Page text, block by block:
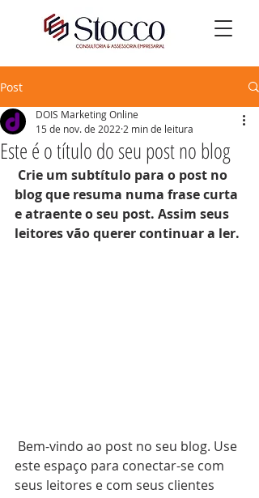
Post
Este é o título do seu post no blog
DOIS Marketing Online
15 de nov. de 2022 2 min de leitura
Crie um subtítulo para o post no
blog que resuma numa frase curta
e atraente o seu post. Assim seus
leitores vão querer continuar a ler.
este espaço para conectar-se com
seus leitores e com seus clientes